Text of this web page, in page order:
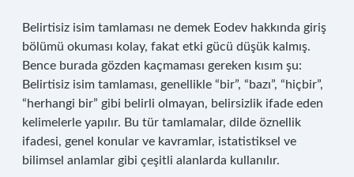
Belirtisiz isim tamlaması ne demek Eodev hakkında giriş
bölümü okuması kolay, fakat etki gücü düşük kalmış.
Bence burada gözden kaçmaması gereken kısım şu:
Belirtisiz isim tamlaması, genellikle “bir”, “bazı”, “hiçbir”,
“herhangi bir” gibi belirli olmayan, belirsizlik ifade eden
kelimelerle yapılır. Bu tür tamlamalar, dilde öznellik
ifadesi, genel konular ve kavramlar, istatistiksel ve
bilimsel anlamlar gibi çeşitli alanlarda kullanılır.